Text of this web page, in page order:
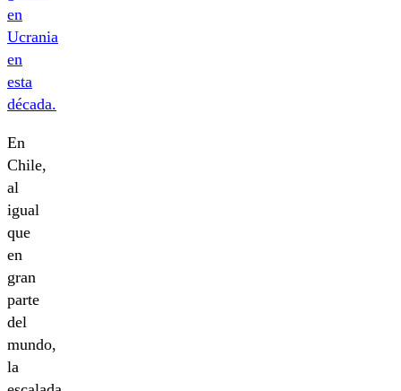
en
Ucrania
en
esta
década.
En
Chile,
al
igual
que
en
gran
parte
del
mundo,
la